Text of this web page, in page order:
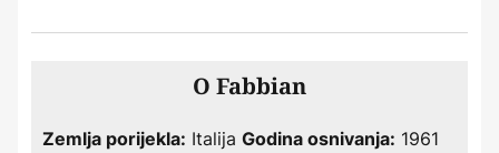
O Fabbian
Zemlja porijekla: Italija Godina osnivanja: 1961